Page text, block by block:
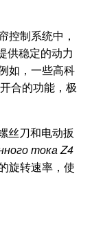
控制系统中，
供稳定的动力
如，一些高科
合的功能，极
丝刀和电动扳
тока Z4
旋转速率，使